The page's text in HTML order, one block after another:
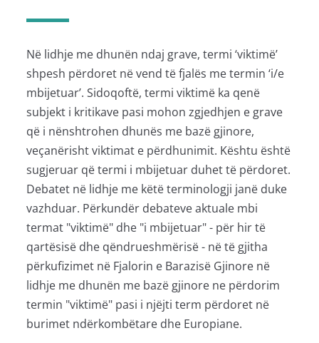
Në lidhje me dhunën ndaj grave, termi ‘viktimë’
shpesh përdoret në vend të fjalës me termin ‘i/e
mbijetuar’. Sidoqoftë, termi viktimë ka qenë
subjekt i kritikave pasi mohon zgjedhjen e grave
që i nënshtrohen dhunës me bazë gjinore,
veçanërisht viktimat e përdhunimit. Kështu është
sugjeruar që termi i mbijetuar duhet të përdoret.
Debatet në lidhje me këtë terminologji janë duke
vazhduar. Përkundër debateve aktuale mbi
termat "viktimë" dhe "i mbijetuar" - për hir të
qartësisë dhe qëndrueshmërisë - në të gjitha
përkufizimet në Fjalorin e Barazisë Gjinore në
lidhje me dhunën me bazë gjinore ne përdorim
termin "viktimë" pasi i njëjti term përdoret në
burimet ndërkombëtare dhe Europiane.